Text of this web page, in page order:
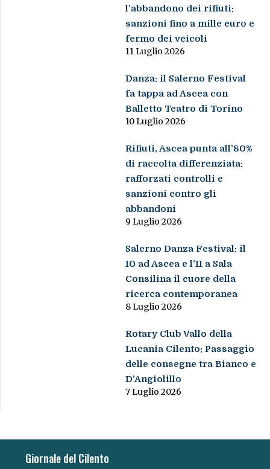
l’abbandono dei rifiuti:
sanzioni fino a mille euro e
fermo dei veicoli
11 Luglio 2026
Danza: il Salerno Festival
fa tappa ad Ascea con
Balletto Teatro di Torino
10 Luglio 2026
Rifiuti, Ascea punta all’80%
di raccolta differenziata:
rafforzati controlli e
sanzioni contro gli
abbandoni
9 Luglio 2026
Salerno Danza Festival: il
10 ad Ascea e l’11 a Sala
Consilina il cuore della
ricerca contemporanea
8 Luglio 2026
Rotary Club Vallo della
Lucania Cilento: Passaggio
delle consegne tra Bianco e
D’Angiolillo
7 Luglio 2026
Giornale del Cilento